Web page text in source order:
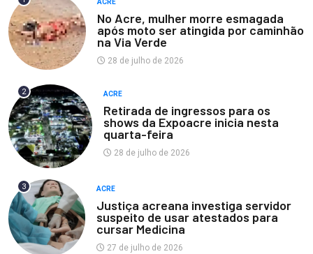
ACRE
No Acre, mulher morre esmagada
após moto ser atingida por caminhão
na Via Verde
28 de julho de 2026
2 ACRE
Retirada de ingressos para os
shows da Expoacre inicia nesta
quarta-feira
28 de julho de 2026
3 ACRE
Justiça acreana investiga servidor
suspeito de usar atestados para
cursar Medicina
27 de julho de 2026